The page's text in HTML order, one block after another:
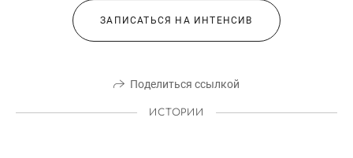
ЗАПИСАТЬСЯ НА ИНТЕНСИВ
Поделиться ссылкой
ИСТОРИИ